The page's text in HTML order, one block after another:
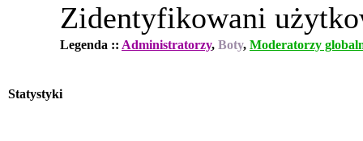
Zidentyfikowani
Legenda :: Administratorzy, Boty, Moderatorzy
Statystyki